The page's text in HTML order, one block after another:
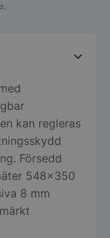
.
kan regleras
Försedd
548×350
8 mm